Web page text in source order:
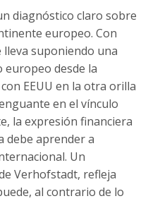
diagnóstico claro sobre
europeo. Con
lleva suponiendo una
europeo desde la
EEUU en la otra orilla
en el vínculo
la expresión financiera
debe aprender a
Un
Verhofstadt, refleja
al contrario de lo